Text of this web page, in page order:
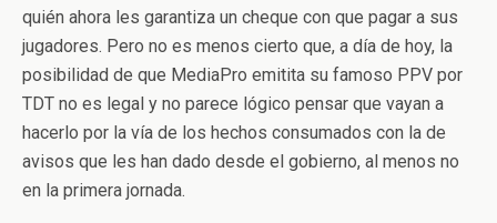
quién ahora les garantiza un cheque con que pagar a sus
jugadores. Pero no es menos cierto que, a día de hoy, la
posibilidad de que MediaPro emitita su famoso PPV por
TDT no es legal y no parece lógico pensar que vayan a
hacerlo por la vía de los hechos consumados con la de
avisos que les han dado desde el gobierno, al menos no
en la primera jornada.